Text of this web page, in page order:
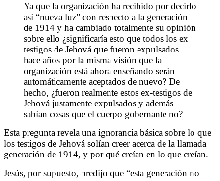
Ya que la organización ha recibido por decirlo
así “nueva luz” con respecto a la generación
de 1914 y ha cambiado totalmente su opinión
sobre ello ¿significaría esto que todos los ex
testigos de Jehová que fueron expulsados
hace años por la misma visión que la
organización está ahora enseñando serán
automáticamente aceptados de nuevo? De
hecho, ¿fueron realmente estos ex-testigos de
Jehová justamente expulsados y además
sabían cosas que el cuerpo gobernante no?
Esta pregunta revela una ignorancia básica sobre lo que
los testigos de Jehová solían creer acerca de la llamada
generación de 1914, y por qué creían en lo que creían.
Jesús, por supuesto, predijo que “esta generación no